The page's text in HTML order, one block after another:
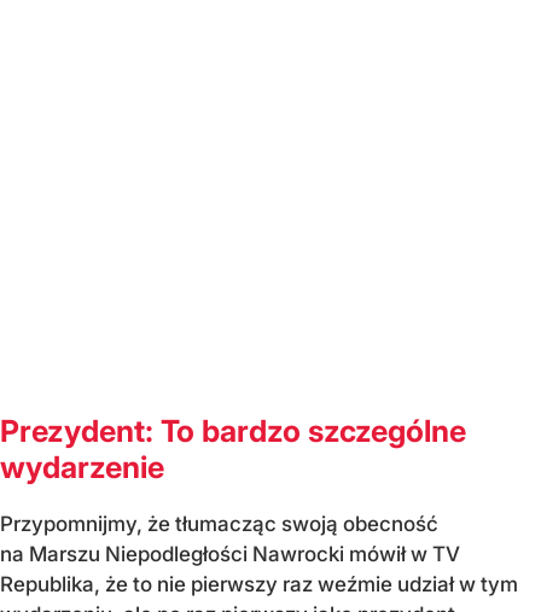
Prezydent: To bardzo szczególne
wydarzenie
Przypomnijmy, że tłumacząc swoją obecność
na Marszu Niepodległości Nawrocki mówił w TV
Republika, że to nie pierwszy raz weźmie udział w tym